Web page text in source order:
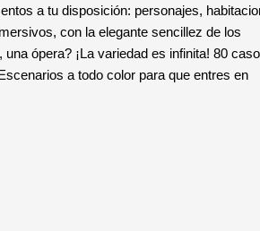
a tu disposición: personajes,
con la elegante sencillez de los
ópera? ¡La variedad es infinita! 80
a todo color para que entres en